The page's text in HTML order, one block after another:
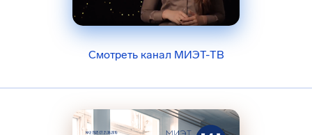
Смотреть канал МИЭТ-ТВ